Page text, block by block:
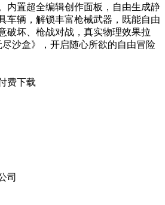
内置超全编辑创作面板，自由生成静
车辆，解锁丰富枪械武器，既能自由
破坏、枪战对战，真实物理效果拉
沙盒》，开启随心所欲的自由冒险
费下载
司